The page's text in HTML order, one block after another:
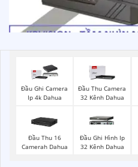
Đầu Ghi Camera
Ip 4k Dahua
Đầu Thu Camera
32 Kênh Dahua
Đầu Thu 16
Camerah Dahua
Đầu Ghi Hình Ip
32 Kênh Dahua